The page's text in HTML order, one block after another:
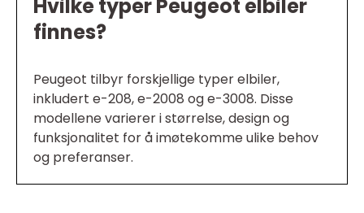
Hvilke typer Peugeot elbiler
finnes?
Peugeot tilbyr forskjellige typer elbiler,
inkludert e-208, e-2008 og e-3008. Disse
modellene varierer i størrelse, design og
funksjonalitet for å imøtekomme ulike behov
og preferanser.